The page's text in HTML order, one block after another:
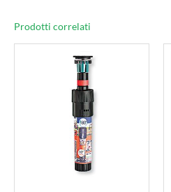
Prodotti correlati